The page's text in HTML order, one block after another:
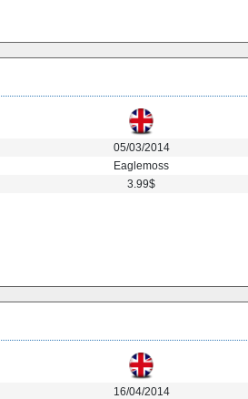
05/03/2014
Eaglemoss
3.99$
16/04/2014